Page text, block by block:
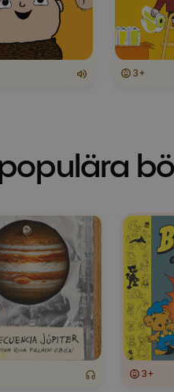
3+
populära
3+